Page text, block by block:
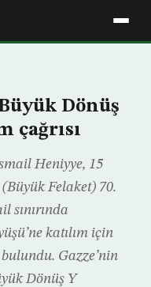
Dönüş
çağrısı
Heniyye, 15
(Büyük Felaket) 70.
sınırında
katılım için
bulundu. Gazze’nin
Dönüş Y